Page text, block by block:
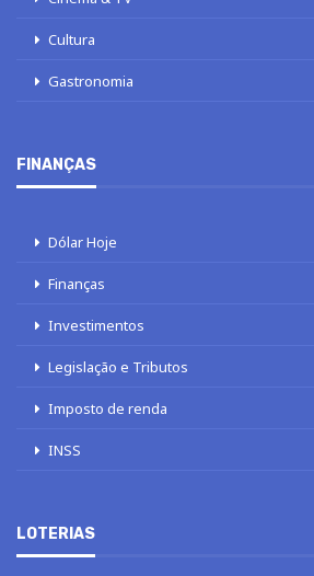
Cultura
Gastronomia
FINANÇAS
Dólar Hoje
Finanças
Investimentos
Legislação e Tributos
Imposto de renda
INSS
LOTERIAS